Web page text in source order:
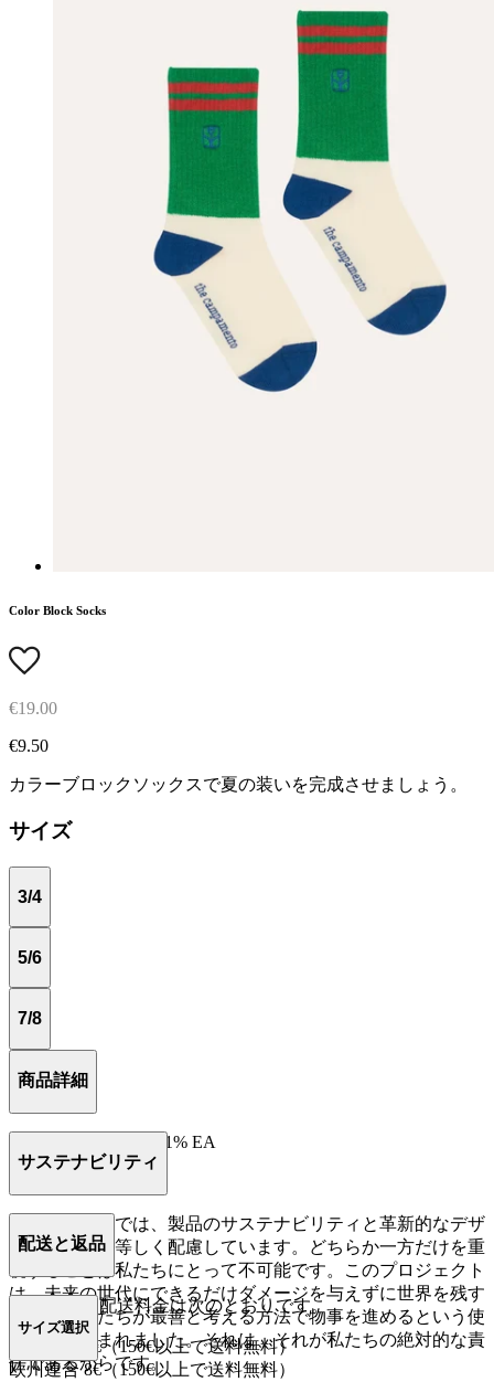
Color Block Socks
€19.00
€9.50
カラーブロックソックスで夏の装いを完成させましょう。
サイズ
3/4
5/6
7/8
商品詳細
73% CO、26% PA、1% EA
ポルトガル製。
サステナビリティ
カンパメントでは、製品のサステナビリティと革新的なデザ
インの両方に等しく配慮しています。どちらか一方だけを重
視することは私たちにとって不可能です。このプロジェクト
は、未来の世代にできるだけダメージを与えずに世界を残す
ために、私たちが最善と考える方法で物事を進めるという使
命感から生まれました。それは、それが私たちの絶対的な責
任であるからです。
配送と返品
UPS による配送料金は次のとおりです。
スペイン 4€（150€以上で送料無料）
欧州連合 8€（150€以上で送料無料）
サイズ選択